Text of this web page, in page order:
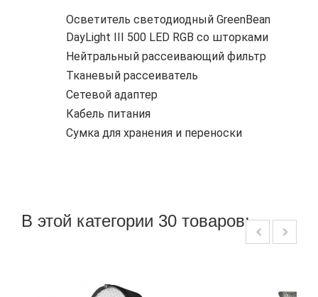
Осветитель светодиодный GreenBean
DayLight III 500 LED RGB со шторками
Нейтральный рассеивающий фильтр
Тканевый рассеиватель
Сетевой адаптер
Кабель питания
Сумка для хранения и переноски
В этой категории 30 товаров: